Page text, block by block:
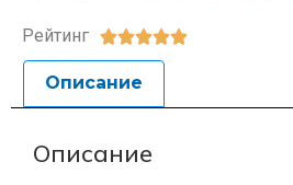
Рейтинг 
Описание
Описание